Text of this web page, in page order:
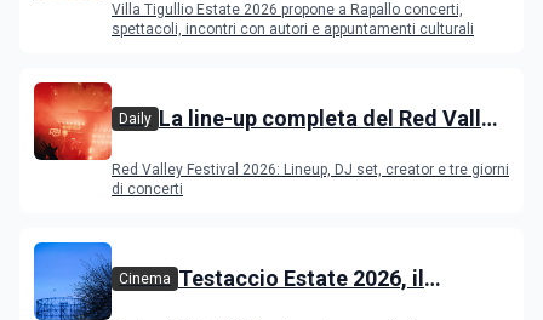
Villa Tigullio Estate 2026 propone a Rapallo concerti,
spettacoli, incontri con autori e appuntamenti culturali
Daily La line-up completa del Red Valley
Red Valley Festival 2026: Lineup, DJ set, creator e tre giorni
di concerti
Cinema Testaccio Estate 2026, il